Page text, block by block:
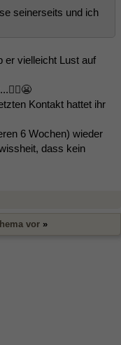
seinerseits und ich
er vielleicht Lust auf
Kontakt hattet ihr
6 Wochen) wieder
dass kein
vor »